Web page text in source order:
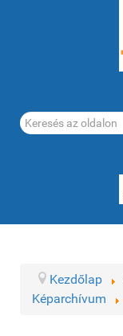
Keresés...
Kezdőlap
Képarchívum